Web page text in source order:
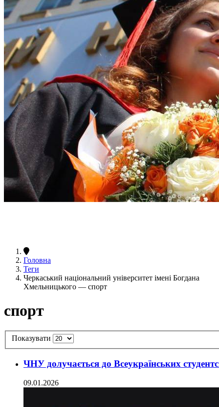
Головна
Теги
Черкаський національний університет імені Богдана
Хмельницького — спорт
спорт
Показувати
ЧНУ долучається до Всеукраїнських
09.01.2026